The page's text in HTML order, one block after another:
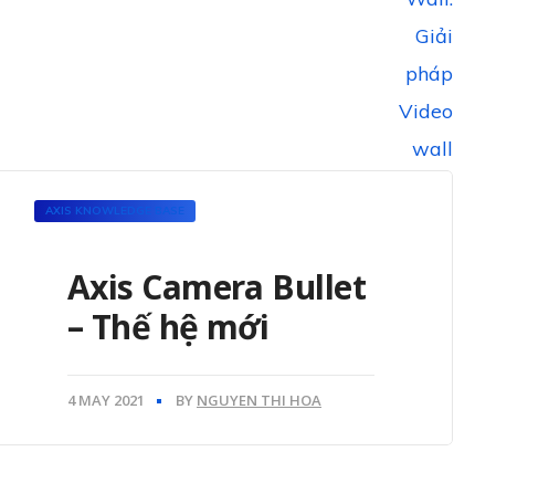
AXIS KNOWLEDGE BASE
Axis Camera Bullet
– Thế hệ mới
4 MAY 2021 BY NGUYEN THI HOA